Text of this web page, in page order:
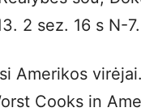
2 sez. 16 s N-7.
Amerikos
Cooks in